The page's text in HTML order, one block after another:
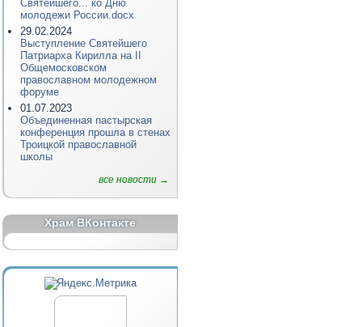
Святейшего... ко Дню
молодежи России.docx
29.02.2024
Выступление Святейшего
Патриарха Кирилла на II
Общемосковском
православном молодежном
форуме
01.07.2023
Объединенная пастырская
конференция прошла в стенах
Троицкой православной
школы
все новости →
Храм ВКонтакте